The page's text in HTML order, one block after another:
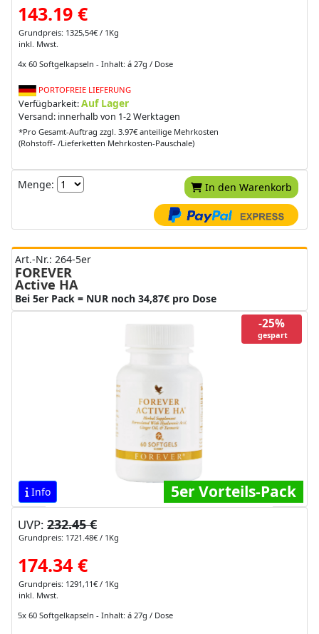
143.19 €
Grundpreis: 1325,54€ / 1Kg
inkl. Mwst.
4x 60 Softgelkapseln - Inhalt: á 27g / Dose
PORTOFREIE LIEFERUNG
Verfügbarkeit:Auf Lager
Versand: innerhalb von 1-2 Werktagen
*Pro Gesamt-Auftrag zzgl. 3.97€ anteilige Mehrkosten
(Rohstoff- /Lieferketten Mehrkosten-Pauschale)
Menge: In den Warenkorb
Art.-Nr.: 264-5er
FOREVER
Active HA
Bei 5er Pack = NUR noch 34,87€ pro Dose
-25%
gespart
Info 5er Vorteils-Pack
UVP: 232.45 €
Grundpreis: 1721.48€ / 1Kg
174.34 €
Grundpreis: 1291,11€ / 1Kg
inkl. Mwst.
5x 60 Softgelkapseln - Inhalt: á 27g / Dose